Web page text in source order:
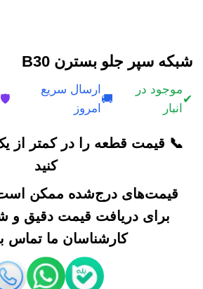
شبکه سپر جلو بسترن B30
✔
موجود در
انبار
🚚
ارسال سریع
امروز
🛡️
📞 قیمت قطعه را در کمتر از
کنید
قیمت‌های درج‌شده ممکن است
برای دریافت قیمت دقیق و
کارشناسان ما تماس